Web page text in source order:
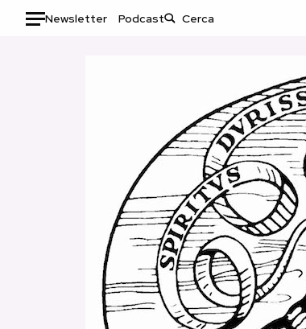
Newsletter Podcast
Tecnologia
Internet
Scienza
Cultura
Economia
Sport
Moda
Libri
Consumismi
Storie/Idee
Ok Boomer!
Media
Europa
Altrecose
Mondiali calcio 2026